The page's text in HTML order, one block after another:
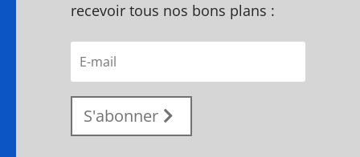
recevoir tous nos bons plans :
S'abonner